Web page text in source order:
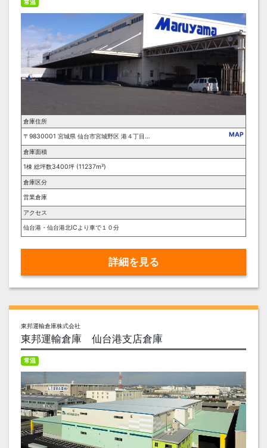
常温
倉庫住所
〒9830001 宮城県 仙台市宮城野区 港４丁目１ー２
MAP
倉庫面積
1棟 総坪数3400坪 (11237m²)
倉庫区分
営業倉庫
アクセス
仙台港・仙台港北ICより車で１０分
詳細を見る
東邦運輸倉庫株式会社
東邦運輸倉庫 仙台港支店倉庫
常温